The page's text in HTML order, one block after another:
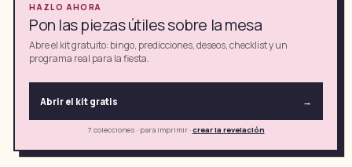
HAZLO AHORA
Pon las piezas útiles sobre la mesa
Abre el kit gratuito: bingo, predicciones, deseos, checklist y un
programa real para la fiesta.
Abrir el kit gratis →
7 colecciones · para imprimir·crear la revelación